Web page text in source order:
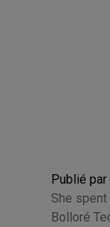
Publié
She
Bolloré